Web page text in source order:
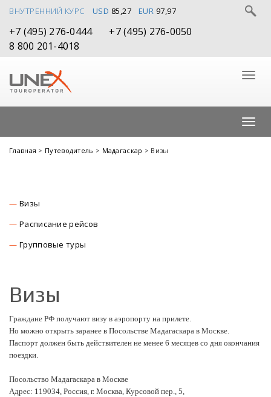
ВНУТРЕННИЙ КУРС USD 85,27 EUR 97,97
+7 (495) 276-0444
+7 (495) 276-0050
8 800 201-4018
Главная > Путеводитель > Мадагаскар > Визы
Визы
Расписание рейсов
Групповые туры
Визы
Граждане РФ получают визу в аэропорту на прилете.
Но можно открыть заранее в Посольстве Мадагаскара в Москве.
Паспорт должен быть действителен не менее 6 месяцев со дня окончания
поездки.
Посольство Мадагаскара в Москве
Адрес: 119034, Россия, г. Москва, Курсовой пер., 5,